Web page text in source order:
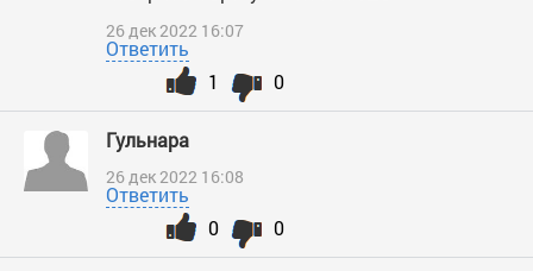
26 дек 2022 16:07
Ответить
0
1
Гульнара
26 дек 2022 16:08
Ответить
0
0